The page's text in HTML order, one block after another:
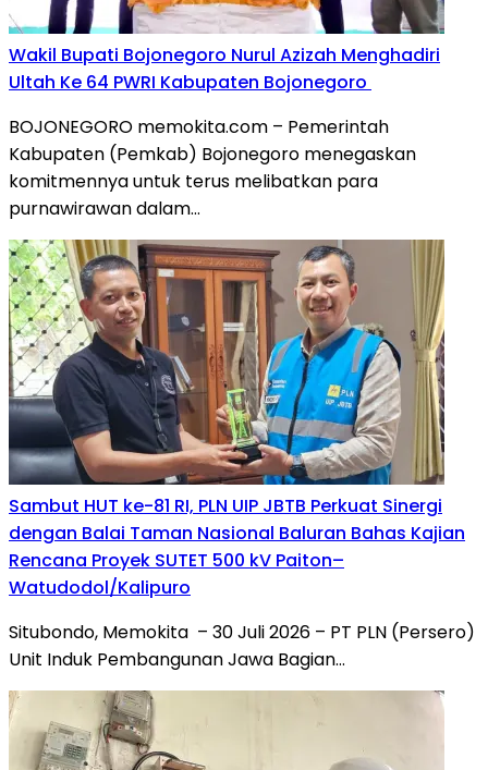
Wakil Bupati Bojonegoro Nurul Azizah Menghadiri
Ultah Ke 64 PWRI Kabupaten Bojonegoro
BOJONEGORO memokita.com – Pemerintah
Kabupaten (Pemkab) Bojonegoro menegaskan
komitmennya untuk terus melibatkan para
purnawirawan dalam…
Sambut HUT ke-81 RI, PLN UIP JBTB Perkuat Sinergi
dengan Balai Taman Nasional Baluran Bahas Kajian
Rencana Proyek SUTET 500 kV Paiton–
Watudodol/Kalipuro
Situbondo, Memokita – 30 Juli 2026 – PT PLN (Persero)
Unit Induk Pembangunan Jawa Bagian…